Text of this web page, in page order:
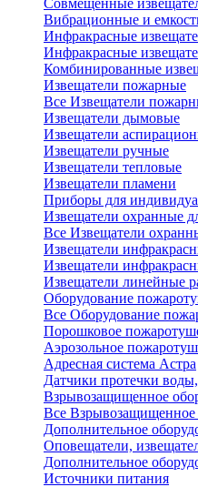
Совмещенные
Вибрационные и
Инфракрасные
Инфракрасные
Комбинированные
Извещатели пожарные
Все Извещатели
Извещатели дымовые
Извещатели
Извещатели ручные
Извещатели тепловые
Извещатели пламени
Приборы для
Извещатели охранные
Все Извещатели
Извещатели
Извещатели
Извещатели линейные
Оборудование
Все Оборудование
Порошковое
Аэрозольное
Адресная система Астра
Датчики протечки воды,
Взрывозащищенное
Все Взрывозащищенное
Дополнительное
Оповещатели,
Дополнительное
Источники питания